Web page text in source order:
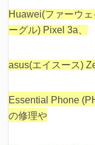
Huawei(ファーウ
ーグル) Pixel 3a、
asus(エイスース)
Essential Phone
の修理や